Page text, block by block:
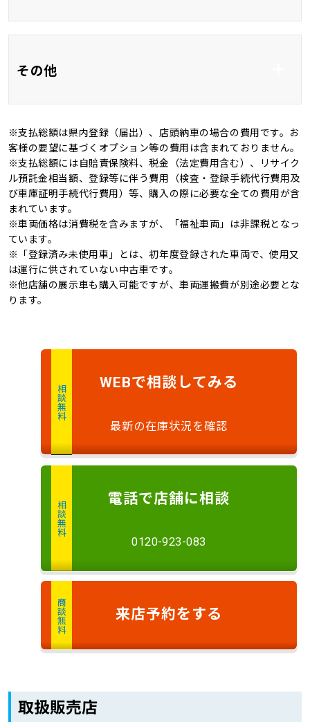
ＬＥＤ
オートマチックハイビ
オートライト
その他
記録簿 禁煙車
4WD キャンピングカー
※支払総額は県内登録（届出）、店頭納車の場合の費用です。お
客様の要望に基づくオプション等の費用は含まれておりません。
※支払総額には自賠責保険料、税金（法定費用含む）、リサイク
ル預託金相当額、登録等に伴う費用（検査・登録手続代行費用及
び車庫証明手続代行費用）等、購入の際に必要な全ての費用が含
まれています。
※車両価格は消費税を含みますが、「福祉車両」は非課税となっ
ています。
※「登録済み未使用車」とは、初年度登録された車両で、使用又
は運行に供されていない中古車です。
※他店舗の展示車も購入可能ですが、車両運搬費が別途必要とな
ります。
相談無料
WEBで相談 してみる
最新の在庫状況を確認
相談無料
電話で店舗に相談
0120-923-083
商談無料 来店予約をする
取扱販売店